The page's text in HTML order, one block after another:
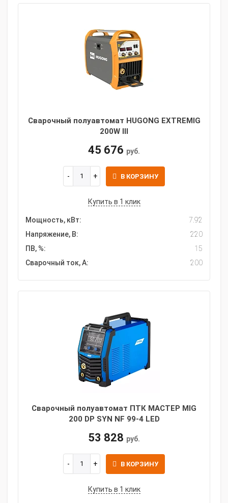
Сварочный полуавтомат HUGONG EXTREMIG
200W III
45 676 руб.
В КОРЗИНУ
Купить в 1 клик
Мощность, кВт:
7.92
Напряжение, В:
220
ПВ, %:
15
Сварочный ток, А:
200
Сварочный полуавтомат ПТК МАСТЕР MIG
200 DP SYN NF 99-4 LED
53 828 руб.
В КОРЗИНУ
Купить в 1 клик